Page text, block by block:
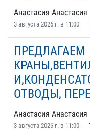
Анастасия Анастасия
3 августа 2026 г. в 11:00
ПРЕДЛАГАЕМ
ОТВОДЫ,
Анастасия Анастасия
3 августа 2026 г. в 11:00